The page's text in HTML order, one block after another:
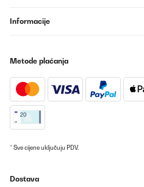
Amazon-Benutzer
Keurige koelkast , leuk detail is
passen en meten om je
Amazon-gebruiker
Informacije
Metode plaćanja
* Sve cijene uključuju PDV.
Dostava